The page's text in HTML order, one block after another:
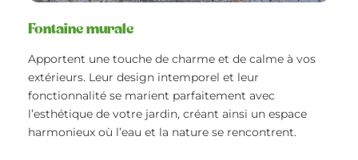
Fontaine murale
Apportent une touche de charme et de calme à vos
extérieurs. Leur design intemporel et leur
fonctionnalité se marient parfaitement avec
l’esthétique de votre jardin, créant ainsi un espace
harmonieux où l’eau et la nature se rencontrent.